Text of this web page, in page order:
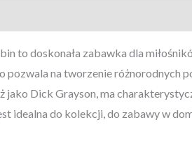
to doskonała zabawka dla
na tworzenie różnorodnych
jako Dick Grayson, ma
idealna do kolekcji, do zabawy w